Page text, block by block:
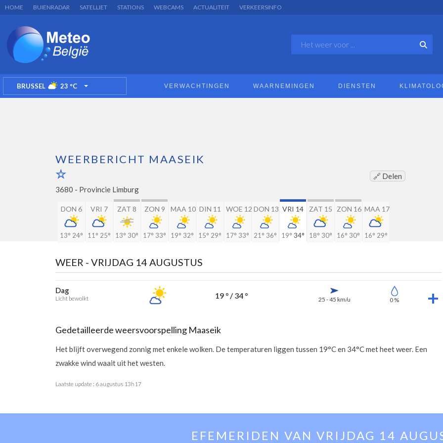
HOME BUIENRADAR SATELLIET STATIONS WEBCAMS ACTUALITEIT VERKEERSINFO
BRUSSEL 23 °C TOGGLE DROPDOWN VERWACHTINGEN WAARNEMINGEN DIENSTEN
WEERBERICHT MAASEIK
🔗 Delen
3680 - Provincie Limburg
DON 6
13° 24°
VRI 7
11° 25°
ZAT 8
13° 30°
ZON 9
17° 33°
MAA 10
19° 32°
DIN 11
15° 29°
WOE 12
17° 33°
DON 13
21° 36°
VRI 14
19° 34°
ZAT 15
18° 30°
ZON 16
16° 30°
MAA 17
16° 29°
WEER - VRIJDAG 14 AUGUSTUS
Dag
Licht bewolkt 19 ° / 34 ° 25 - 45 km/u 0 %
Gedetailleerde weersvoorspelling Maaseik
Het blijft overwegend zonnig met enkele wolken. De temperaturen liggen tussen 19°C en 34°C met heet weer. Een
zwakke wind waait uit het westen.
Laatste update : 6 augustus 13h17
EFEMERIDEN VAN VRIJDAG 14